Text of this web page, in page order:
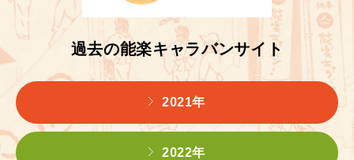
過去の能楽キャラバンサイト
2021年
2022年